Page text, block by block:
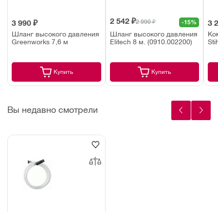
3 990 ₽
Шланг высокого давления
Greenworks 7,6 м
Купить
2 542 ₽2 990 ₽ -15%
Шланг высокого давления
Elitech 8 м. (0910.002200)
Купить
3
Вы недавно смотрели